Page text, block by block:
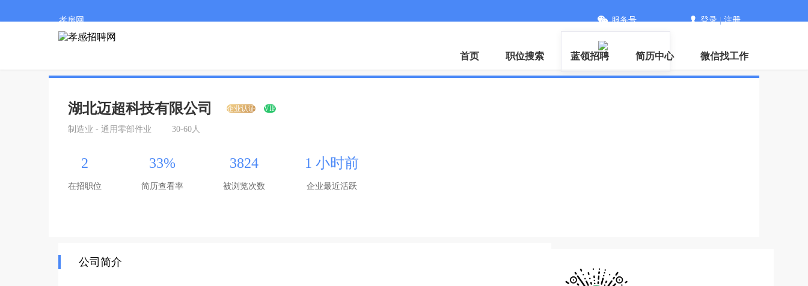
孝房网
微信
服务号 登录|注册
首页 职位搜索 蓝领招聘 简历中心 微信找工作
湖北迈超科技有限公司 企业认证 VIP
制造业 - 通用零部件业 30-60人
2
在招职位
33%
简历查看率
3824
被浏览次数
1 小时前
企业最近活跃
公司简介